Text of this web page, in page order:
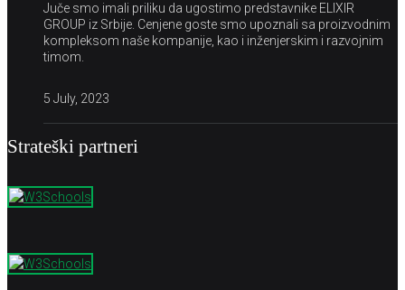
Juče smo imali priliku da ugostimo predstavnike ELIXIR
GROUP iz Srbije. Cenjene goste smo upoznali sa proizvodnim
kompleksom naše kompanije, kao i inženjerskim i razvojnim
timom.
5 July, 2023
Strateški partneri